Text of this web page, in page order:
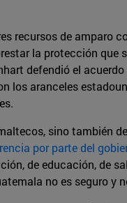
recursos de amparo
la protección
defendió el
los aranceles
sino también
por parte del
de educación, de
no es seguro y